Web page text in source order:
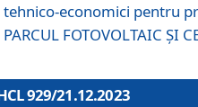
tehnico-economici pentru
PARCUL FOTOVOLTAIC ȘI
929/21.12.2023